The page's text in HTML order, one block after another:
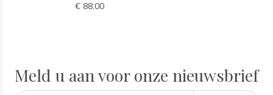
€ 88,00
Meld u aan voor onze nieuwsbrief